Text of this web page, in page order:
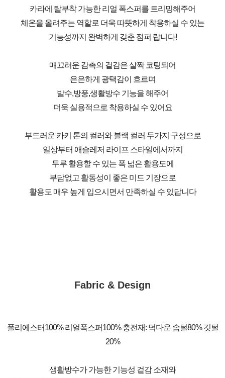
카라에 탈부착 가능한 리얼 폭스퍼를 트리밍해주어
체온을 올려주는 역할로 더욱 따뜻하게 착용하실 수 있는
기능성까지 완벽하게 갖춘 점퍼 랍니다!
매끄러운 감촉의 겉감은 살짝 코팅되어
은은하게 광택감이 흐르며
발수,방풍,생활방수 기능을 해주어
더욱 실용적으로 착용하실 수 있어요
부드러운 카키 톤의 컬러와 블랙 컬러 두가지 구성으로
일상부터 애슬레저 라이프 스타일에서까지
두루 활용할 수 있는 폭 넓은 활용도에
부담없고 활동성이 좋은 미드 기장으로
활용도 매우 높게 입으시면서 만족하실 수 있답니다
Fabric & Design
폴리에스터100% 리얼폭스퍼100% 충전재: 덕다운 솜털80% 깃털
20%
생활방수가 가능한 기능성 겉감 소재와